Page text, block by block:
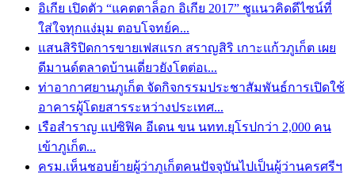
อิเกีย เปิดตัว “แคตตาล็อก อิเกีย 2017” ชูแนวคิดดีไซน์ที่
ใส่ใจทุกแง่มุม ตอบโจทย์ค...
แสนสิริปิดการขายเฟสแรก สราญสิริ เกาะแก้วภูเก็ต เผย
ดีมานด์ตลาดบ้านเดี่ยวยังโตต่อเ...
ท่าอากาศยานภูเก็ต จัดกิจกรรมประชาสัมพันธ์การเปิดใช้
อาคารผู้โดยสารระหว่างประเทศ...
เรือสำราญ แปซิฟิค อีเดน ขน นทท.ยุโรปกว่า 2,000 คน
เข้าภูเก็ต...
ครม.เห็นชอบย้ายผู้ว่าภูเก็ตคนปัจจุบันไปเป็นผู้ว่านครศรีฯ